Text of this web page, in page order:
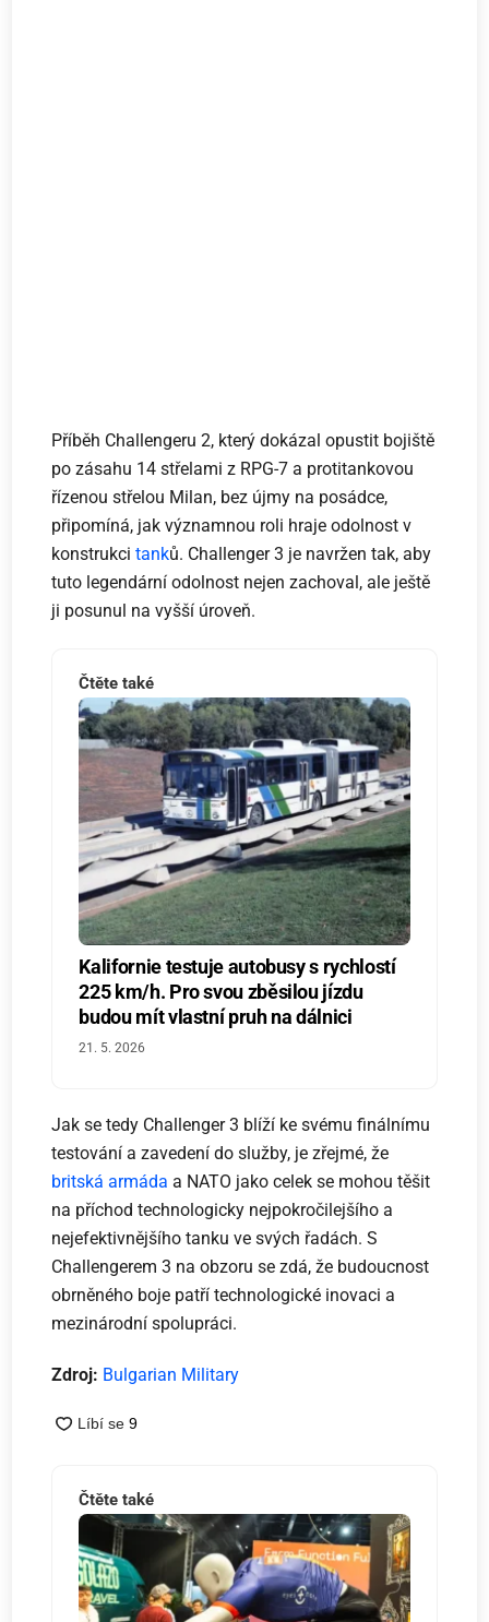
Příběh Challengeru 2, který dokázal opustit bojiště
po zásahu 14 střelami z RPG-7 a protitankovou
řízenou střelou Milan, bez újmy na posádce,
připomíná, jak významnou roli hraje odolnost v
konstrukcitanků. Challenger 3 je navržen tak, aby
tuto legendární odolnost nejen zachoval, ale ještě
ji posunul na vyšší úroveň.
Čtěte také
Kalifornie testuje autobusy s rychlostí
225 km/h. Pro svou zběsilou jízdu
budou mít vlastní pruh na dálnici
21. 5. 2026
Jak se tedy Challenger 3 blíží ke svému finálnímu
testování a zavedení do služby, je zřejmé, že
britská armáda a NATO jako celek se mohou těšit
na příchod technologicky nejpokročilejšího a
nejefektivnějšího tanku ve svých řadách. S
Challengerem 3 na obzoru se zdá, že budoucnost
obrněného boje patří technologické inovaci a
mezinárodní spolupráci.
Zdroj: Bulgarian Military
Čtěte také